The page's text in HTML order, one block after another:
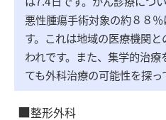
悪性腫瘍手術対象の約８８
す。これは地域の医療機関
われです。また、集学的治
ても外科治療の可能性を探っ
整形外科